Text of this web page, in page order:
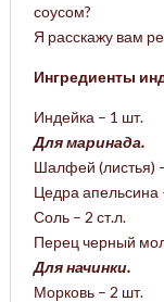
соусом?
Я расскажу вам
Ингредиенты
Индейка – 1 шт.
Для маринада.
Шалфей (листья)
Цедра апельсина
Соль – 2 ст.л.
Перец черный
Для начинки.
Морковь – 2 шт.